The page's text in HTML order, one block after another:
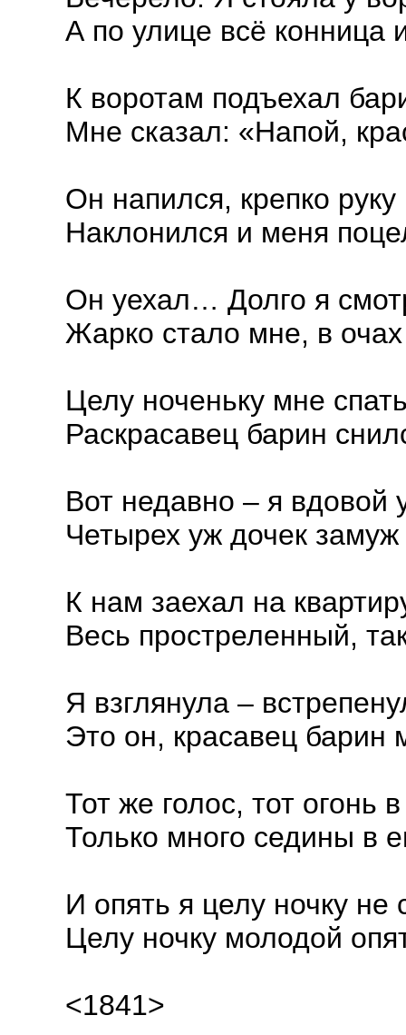
А по улице всё конница
К воротам подъехал
Мне сказал: «Напой,
Он напился, крепко
Наклонился и меня
Он уехал… Долго я
Жарко стало мне, в очах
Целу ноченьку мне
Раскрасавец барин
Вот недавно – я вдовой
Четырех уж дочек
К нам заехал на
Весь простреленный,
Я взглянула –
Это он, красавец барин
Тот же голос, тот огонь
Только много седины в
И опять я целу ночку не
Целу ночку молодой
<1841>